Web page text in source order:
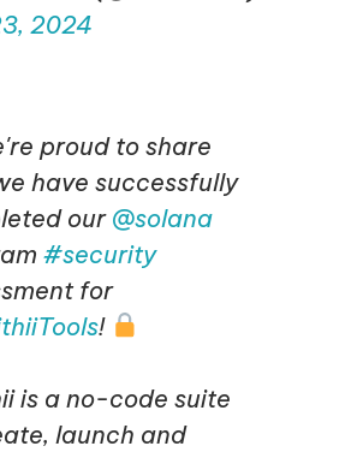
2024
proud to share
have successfully
our @solana
#security
for
!
is a no-code suite
launch and